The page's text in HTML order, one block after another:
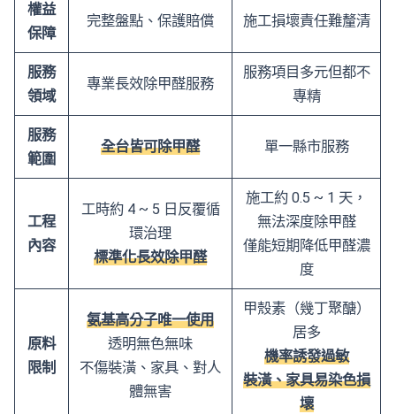
權益
保障
完整盤點、保護賠償 施工損壞責任難釐清
服務
領域
專業長效除甲醛服務
服務項目多元但都不
專精
服務
範圍
全台皆可除甲醛 單一縣市服務
工程
內容
工時約 4 ~ 5 日反覆循
環治理
標準化長效除甲醛
施工約 0.5 ~ 1 天，
無法深度除甲醛
僅能短期降低甲醛濃
度
原料
限制
氨基高分子唯一使用
透明無色無味
不傷裝潢、家具、對人
體無害
甲殼素（幾丁聚醣）
居多
機率誘發過敏
裝潢、家具易染色損
壞